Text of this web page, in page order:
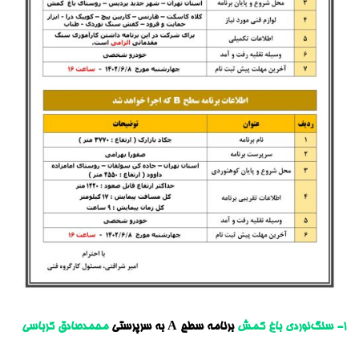
۱- سنگ‌نوردی باغ کمش برنامهسطح A به سرپرستی محمدصادق کرباسی